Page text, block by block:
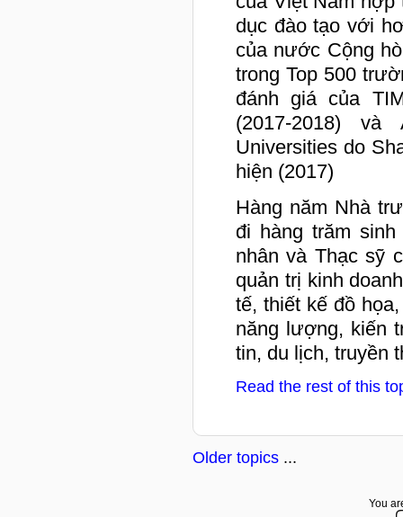
dục đào tạo với
của nước Cộng
trong Top 500
đánh giá của
(2017-2018) và
Universities do
hiện (2017)
Hàng năm Nhà
đi hàng trăm
nhân và Thạc sỹ
quản trị kinh
tế, thiết kế đồ
năng lượng, kiến
tin, du lịch, truyền
Read the rest of this
Older topics ...
You